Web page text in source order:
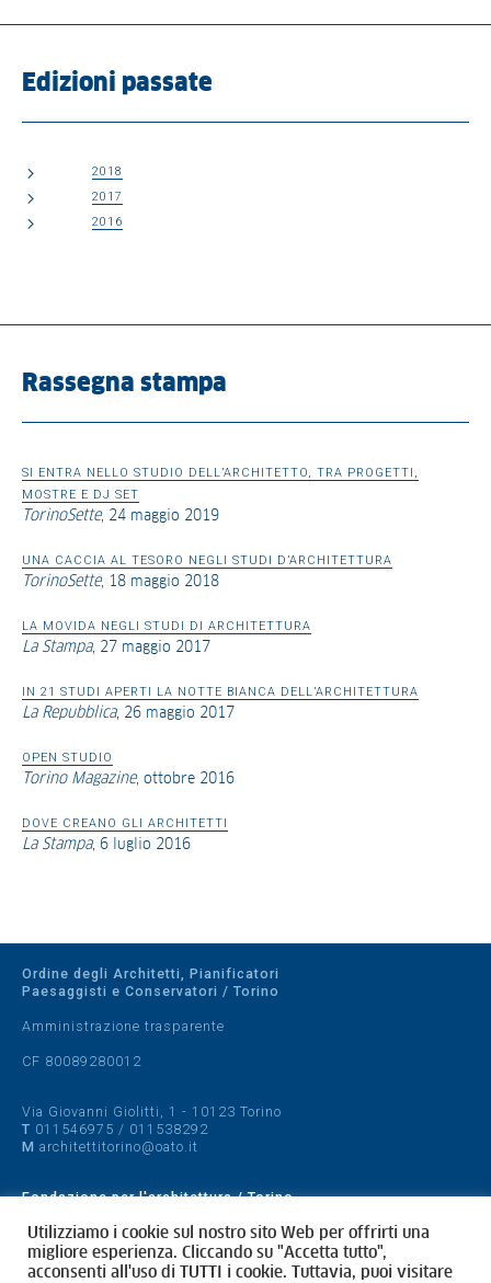
Edizioni passate
2018
2017
2016
Rassegna stampa
SI ENTRA NELLO STUDIO DELL’ARCHITETTO, TRA PROGETTI,
MOSTRE E DJ SET
TorinoSette, 24 maggio 2019
UNA CACCIA AL TESORO NEGLI STUDI D’ARCHITETTURA
TorinoSette, 18 maggio 2018
LA MOVIDA NEGLI STUDI DI ARCHITETTURA
La Stampa, 27 maggio 2017
IN 21 STUDI APERTI LA NOTTE BIANCA DELL’ARCHITETTURA
La Repubblica, 26 maggio 2017
OPEN STUDIO
Torino Magazine, ottobre 2016
DOVE CREANO GLI ARCHITETTI
La Stampa, 6 luglio 2016
Ordine degli Architetti, Pianificatori
Paesaggisti e Conservatori / Torino
Amministrazione trasparente
CF 80089280012
Via Giovanni Giolitti, 1 - 10123 Torino
T 011546975 / 011538292
M architettitorino@oato.it
Fondazione per l'architettura / Torino
Designed by quattrolinee.it
Utilizziamo i cookie sul nostro sito Web per offrirti una
migliore esperienza. Cliccando su "Accetta tutto",
acconsenti all'uso di TUTTI i cookie. Tuttavia, puoi visitare